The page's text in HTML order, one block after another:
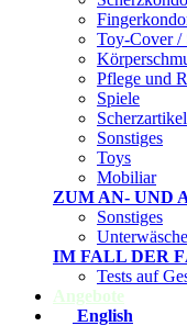
Toy-Cover /
Pflege und
Spiele
Scherzartikel
Sonstiges
Toys
Mobiliar
ZUM AN- UND
Sonstiges
Unterwäsche
IM FALL DER
Tests auf
Angebote
English